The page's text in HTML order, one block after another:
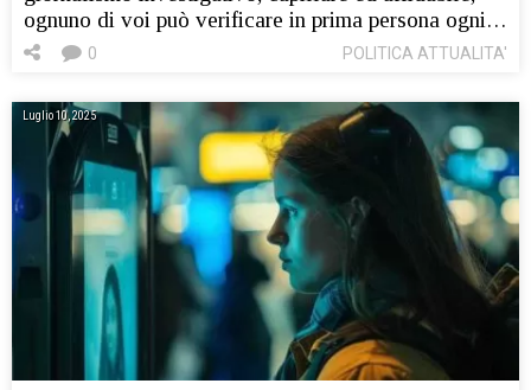
ognuno di voi può verificare in prima persona ogni…
POLITICA ATTUALITA'
0
Luglio 10, 2025